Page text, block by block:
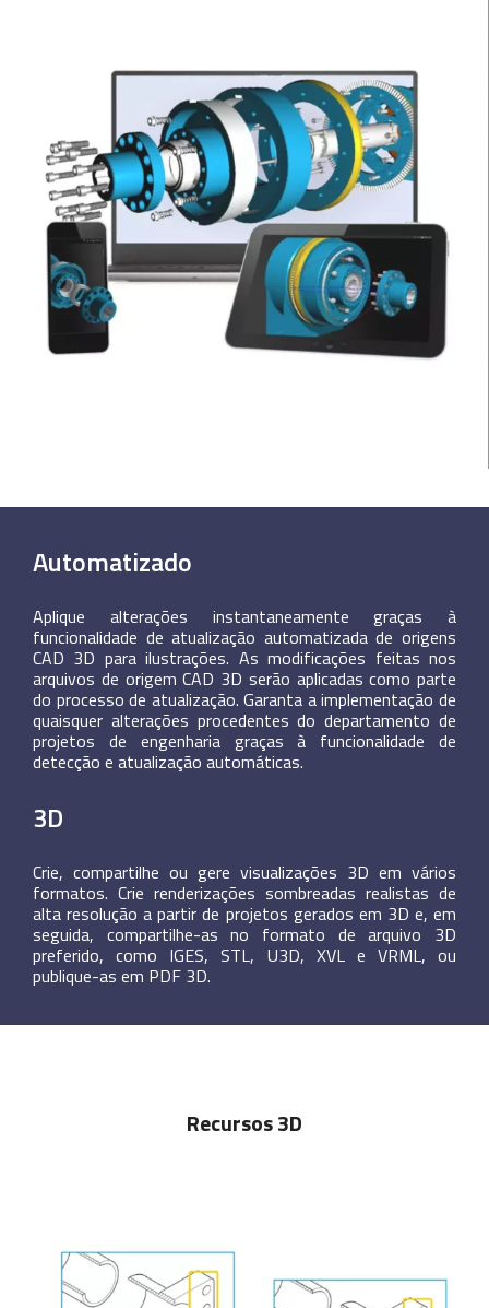
Automatizado
Aplique alterações instantaneamente graças à
funcionalidade de atualização automatizada de origens
CAD 3D para ilustrações. As modificações feitas nos
arquivos de origem CAD 3D serão aplicadas como parte
do processo de atualização. Garanta a implementação de
quaisquer alterações procedentes do departamento de
projetos de engenharia graças à funcionalidade de
detecção e atualização automáticas.
3D
Crie, compartilhe ou gere visualizações 3D em vários
formatos. Crie renderizações sombreadas realistas de
alta resolução a partir de projetos gerados em 3D e, em
seguida, compartilhe-as no formato de arquivo 3D
preferido, como IGES, STL, U3D, XVL e VRML, ou
publique-as em PDF 3D.
Recursos 3D